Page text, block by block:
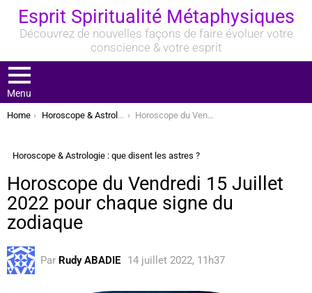
Esprit Spiritualité Métaphysiques
Découvrez de nouvelles façons de faire évoluer votre
conscience & votre esprit
Menu
You are here:
Home Horoscope & Astrologie : que disent les astres ? Horoscope du Vendredi 15 Juillet 2022 pour chaque signe du zodiaque
Horoscope & Astrologie : que disent les astres ?
Horoscope du Vendredi 15 Juillet
2022 pour chaque signe du
zodiaque
Par Rudy ABADIE 14 juillet 2022, 11h37